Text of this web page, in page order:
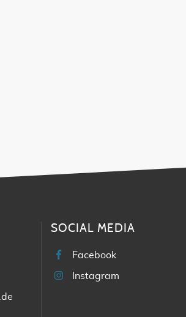
SOCIAL MEDIA
Facebook
Instagram